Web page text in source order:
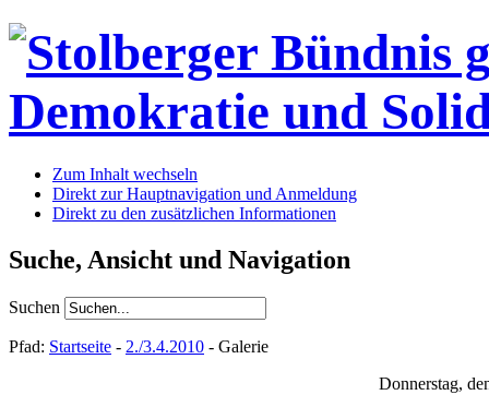
Zum Inhalt wechseln
Direkt zur Hauptnavigation und Anmeldung
Direkt zu den zusätzlichen Informationen
Suche, Ansicht und Navigation
Suchen
Pfad: Startseite - 2./3.4.2010 - Galerie
Donnerstag,